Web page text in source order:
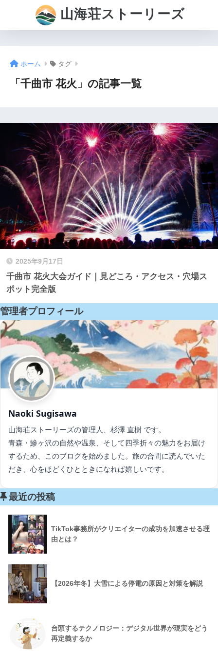
山海荘ストーリーズ
ホーム タグ
「千曲市 花火」の記事一覧
2025年9月17日
千曲市 花火大会ガイド｜見どころ・アクセス・穴場ス
ポット完全版
管理者プロフィール
Naoki Sugisawa
山海荘ストーリーズの管理人、杉澤 直樹 です。
青森・鰺ヶ沢の自然や温泉、そして四季折々の魅力をお届け
するため、このブログを始めました。旅の合間に読んでいた
だき、心をほどくひとときになれば嬉しいです。
最近の投稿
TikTok事務所がクリエイターの成功を加速させる理
由とは？
【2026年冬】大雪による停電の原因と対策を解説
台頭するテクノロジー：デジタル世界が現実をどう
再定義するか